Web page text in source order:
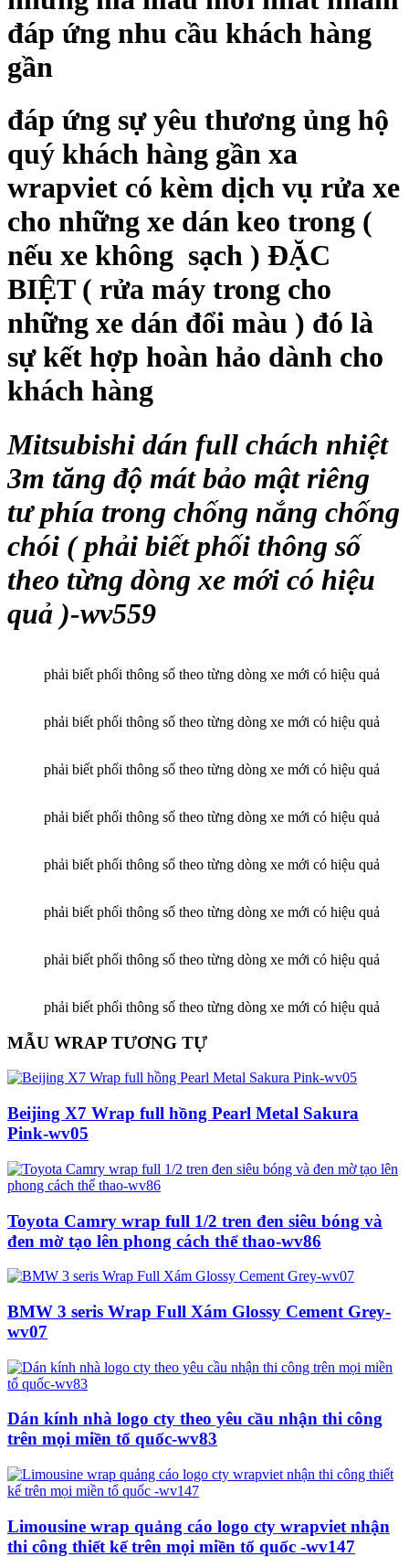
đáp ứng nhu cầu khách hàng
gần
đáp ứng sự yêu thương ủng hộ
quý khách hàng gần xa
wrapviet có kèm dịch vụ rửa xe
cho những xe dán keo trong (
nếu xe không sạch ) ĐẶC
BIỆT ( rửa máy trong cho
những xe dán đổi màu ) đó là
sự kết hợp hoàn hảo dành cho
khách hàng
Mitsubishi dán full chách nhiệt
3m tăng độ mát bảo mật riêng
tư phía trong chống nắng chống
chói ( phải biết phối thông số
theo từng dòng xe mới có hiệu
quả )-wv559
phải biết phối thông số theo từng dòng xe mới có hiệu quả
phải biết phối thông số theo từng dòng xe mới có hiệu quả
phải biết phối thông số theo từng dòng xe mới có hiệu quả
phải biết phối thông số theo từng dòng xe mới có hiệu quả
phải biết phối thông số theo từng dòng xe mới có hiệu quả
phải biết phối thông số theo từng dòng xe mới có hiệu quả
phải biết phối thông số theo từng dòng xe mới có hiệu quả
phải biết phối thông số theo từng dòng xe mới có hiệu quả
MẪU WRAP TƯƠNG TỰ
Beijing X7 Wrap full hồng Pearl Metal Sakura
Pink-wv05
Toyota Camry wrap full 1/2 tren đen siêu bóng và
đen mờ tạo lên phong cách thể thao-wv86
BMW 3 seris Wrap Full Xám Glossy Cement Grey-
wv07
Dán kính nhà logo cty theo yêu cầu nhận thi công
trên mọi miền tổ quốc-wv83
Limousine wrap quảng cáo logo cty wrapviet nhận
thi công thiết kế trên mọi miền tổ quốc -wv147